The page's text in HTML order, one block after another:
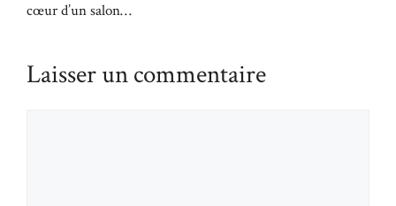
cœur d’un salon…
Laisser un commentaire